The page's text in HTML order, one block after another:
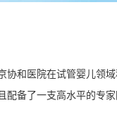
协和医院在试管婴儿领
配备了一支高水平的专